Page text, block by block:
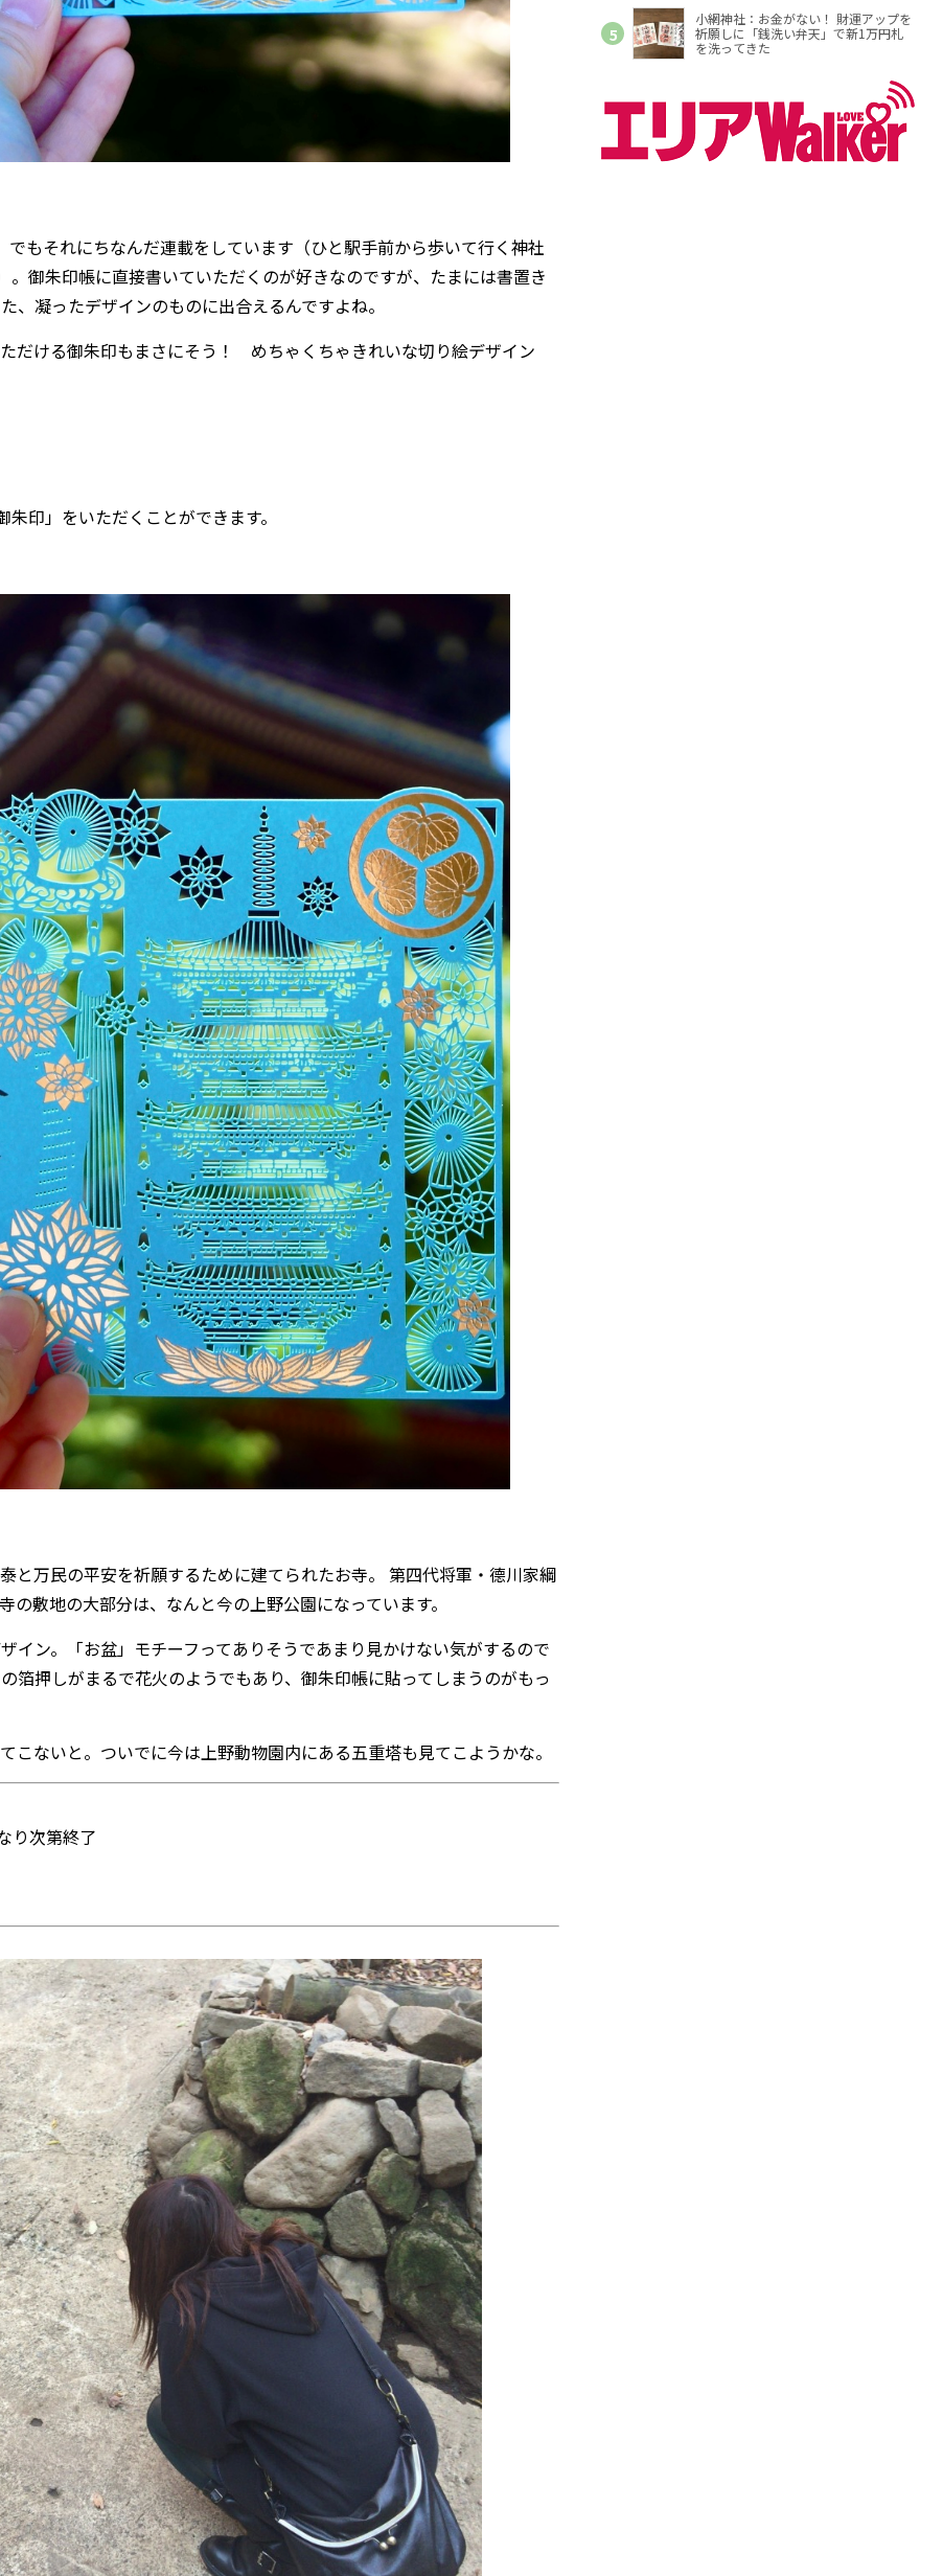
もそれにちなんだ連載をしています（ひと駅手前から歩いて行く神社
。御朱印帳に直接書いていただくのが好きなのですが、たまには書置き
凝ったデザインのものに出合えるんですよね。
だける御朱印もまさにそう！ めちゃくちゃきれいな切り絵デザイン
印」をいただくことができます。
万民の平安を祈願するために建てられたお寺。 第四代将軍・德川家綱
敷地の大部分は、なんと今の上野公園になっています。
ン。「お盆」モチーフってありそうであまり見かけない気がするので
箔押しがまるで花火のようでもあり、御朱印帳に貼ってしまうのがもっ
ないと。ついでに今は上野動物園内にある五重塔も見てこようかな。
り次第終了
小網神社：お金がない！ 財運アップを
祈願しに「銭洗い弁天」で新1万円札
を洗ってきた